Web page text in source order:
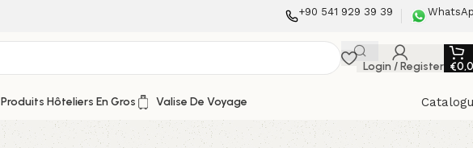
+90 541 929 39 39
Login / Register €
Produits Hôteliers En Gros Valise De Voyage